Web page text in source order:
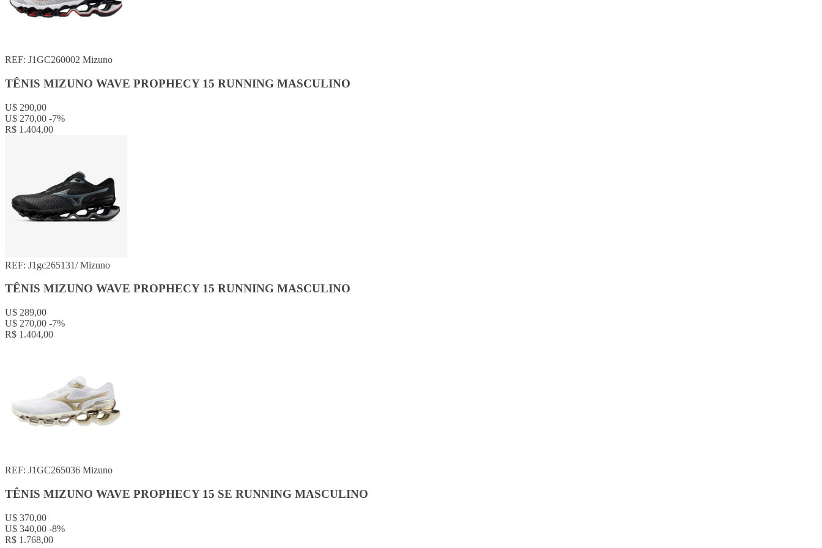
REF: J1GC260002 Mizuno
TÊNIS MIZUNO WAVE PROPHECY 15 RUNNING MASCULINO
U$ 290,00
U$ 270,00 -7%
R$ 1.404,00
REF: J1gc265131/Mizuno
TÊNIS MIZUNO WAVE PROPHECY 15 RUNNING MASCULINO
U$ 289,00
U$ 270,00 -7%
R$ 1.404,00
REF: J1GC265036 Mizuno
TÊNIS MIZUNO WAVE PROPHECY 15 SE RUNNING MASCULINO
U$ 370,00
U$ 340,00 -8%
R$ 1.768,00